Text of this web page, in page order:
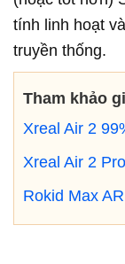
tính linh hoạt
truyền thống.
Tham khảo
Xreal Air 2
Xreal Air 2
Rokid Max